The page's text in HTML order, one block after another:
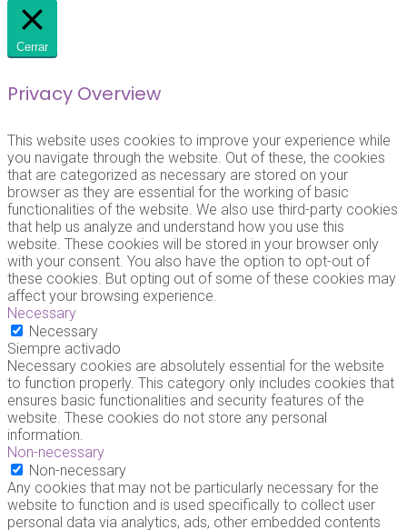
Cerrar
Privacy Overview
This website uses cookies to improve your experience while
you navigate through the website. Out of these, the cookies
that are categorized as necessary are stored on your
browser as they are essential for the working of basic
functionalities of the website. We also use third-party cookies
that help us analyze and understand how you use this
website. These cookies will be stored in your browser only
with your consent. You also have the option to opt-out of
these cookies. But opting out of some of these cookies may
affect your browsing experience.
Necessary
Necessary
Siempre activado
Necessary cookies are absolutely essential for the website
to function properly. This category only includes cookies that
ensures basic functionalities and security features of the
website. These cookies do not store any personal
information.
Non-necessary
Non-necessary
Any cookies that may not be particularly necessary for the
website to function and is used specifically to collect user
personal data via analytics, ads, other embedded contents